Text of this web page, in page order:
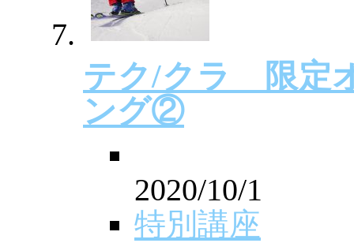
テク/クラ 限定
ング②
2020/10/1
特別講座